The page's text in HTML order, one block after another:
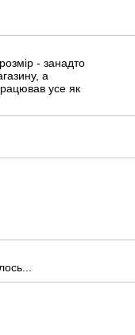
NMC
- занадто
а
усе як